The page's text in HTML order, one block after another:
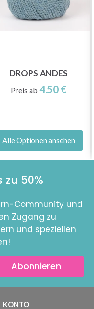
DROPS ANDES
Preis ab 4.50 €
Alle Optionen ansehen
zu 50%
Community und
Zugang zu
und speziellen
Abonnieren
KONTO